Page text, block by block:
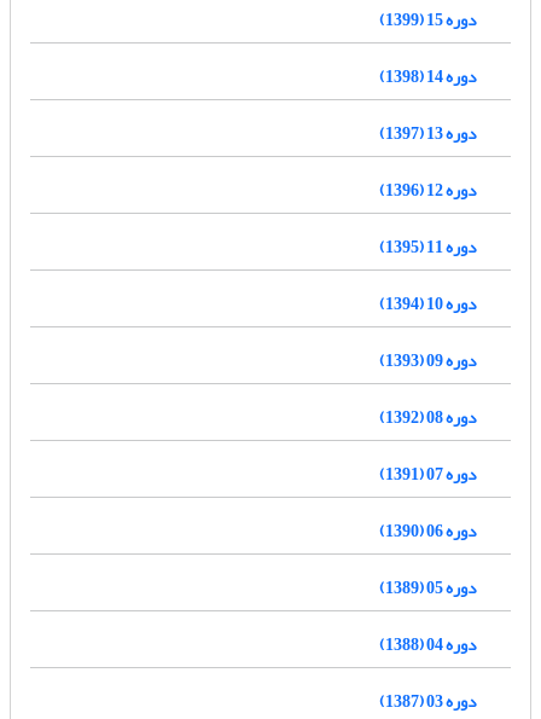
دوره 15 (1399)
دوره 14 (1398)
دوره 13 (1397)
دوره 12 (1396)
دوره 11 (1395)
دوره 10 (1394)
دوره 09 (1393)
دوره 08 (1392)
دوره 07 (1391)
دوره 06 (1390)
دوره 05 (1389)
دوره 04 (1388)
دوره 03 (1387)